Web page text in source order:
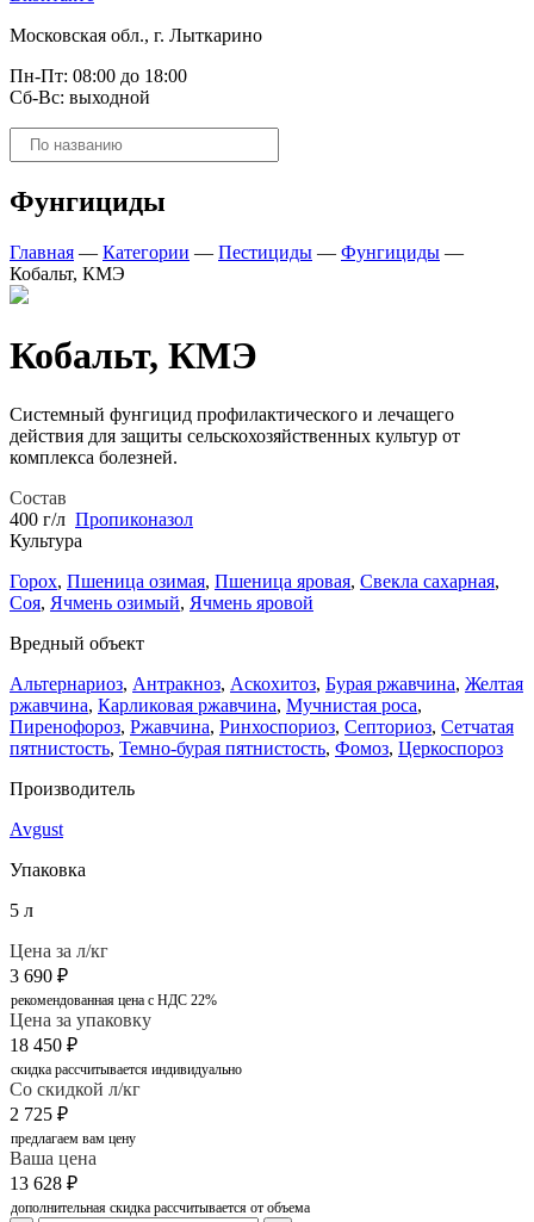
Московская обл., г. Лыткарино
Пн-Пт: 08:00 до 18:00
Сб-Вс: выходной
Поиск
товаров
Фунгициды
Главная — Категории — Пестициды — Фунгициды —
Кобальт, КМЭ
Кобальт, КМЭ
Системный фунгицид профилактического и лечащего
действия для защиты сельскохозяйственных культур от
комплекса болезней.
Состав
400 г/л Пропиконазол
Культура
Горох, Пшеница озимая, Пшеница яровая, Свекла сахарная,
Соя, Ячмень озимый, Ячмень яровой
Вредный объект
Альтернариоз, Антракноз, Аскохитоз, Бурая ржавчина, Желтая
ржавчина, Карликовая ржавчина, Мучнистая роса,
Пиренофороз, Ржавчина, Ринхоспориоз, Септориоз, Сетчатая
пятнистость, Темно-бурая пятнистость, Фомоз, Церкоспороз
Производитель
Avgust
Упаковка
5 л
Цена за л/кг
3 690 ₽
рекомендованная цена с НДС 22%
Цена за упаковку
18 450 ₽
скидка рассчитывается индивидуально
Со скидкой л/кг
2 725 ₽
предлагаем вам цену
Ваша цена
13 628 ₽
дополнительная скидка рассчитывается от объема